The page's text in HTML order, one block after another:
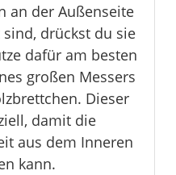
an der Außenseite
drückst du sie
dafür am besten
großen Messers
Dieser
damit die
aus dem Inneren
kann.